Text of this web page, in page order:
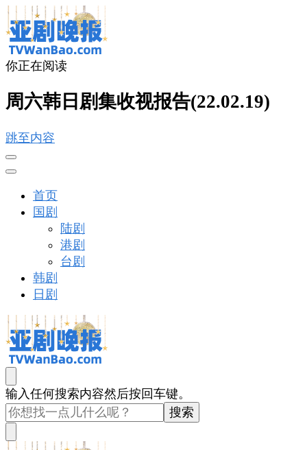
你正在阅读
周六韩日剧集收视报告(22.02.19)
跳至内容
首页
国剧
陆剧
港剧
台剧
韩剧
日剧
亚剧晚报
戏里戏外看亚洲
找
什
么
东
输入任何搜索内容然后按回车键。